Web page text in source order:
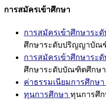
การสมัครเข้าศึกษา
การสมัครเข้าศึกษาร
ศึกษาระดับปริญญาบัณ
การสมัครเข้าศึกษาระ
ศึกษาระดับบัณฑิตศึกษา
ค่าธรรมเนียมการศึกษา
ทุนการศึกษา ทุนการศึ